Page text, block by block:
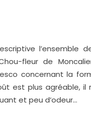
l’ensemble
fleur de
concernant la
est plus agréable,
et peu d’odeur...